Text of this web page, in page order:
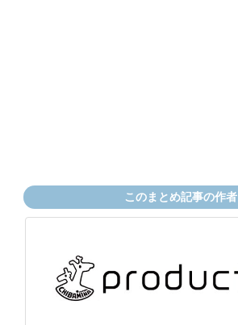
このまとめ記事の作者